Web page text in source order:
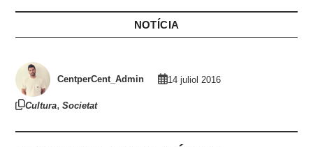
menu
menu
NOTÍCIA
CentperCent_Admin 14 juliol 2016
Cultura,Societat